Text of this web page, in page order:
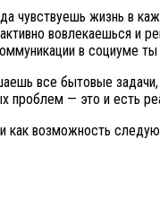
чувствуешь жизнь в
вовлекаешься
в социуме
все бытовые
— это и есть
возможность